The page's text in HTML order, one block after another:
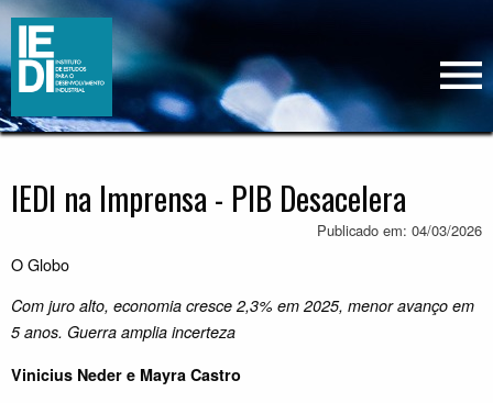
IEDI na Imprensa - PIB Desacelera
Publicado em: 04/03/2026
O Globo
Com juro alto, economia cresce 2,3% em 2025, menor avanço em
5 anos. Guerra amplia incerteza
Vinicius Neder e Mayra Castro